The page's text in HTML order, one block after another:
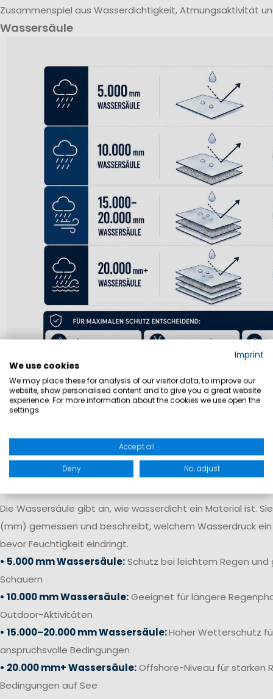
Zusammenspiel aus Wasserdichtigkeit, Atmungsaktivität
Wassersäule
Die Wassersäule gibt an, wie wasserdicht ein Material ist.
(mm) gemessen und beschreibt, welchem Wasserdruck
bevor Feuchtigkeit eindringt.
• 5.000 mm Wassersäule:Schutz bei leichtem Regen
Schauern
• 10.000 mm Wassersäule:Geeignet für längere
Outdoor-Aktivitäten
• 15.000–20.000 mm Wassersäule:Hoher Wetterschutz
anspruchsvolle Bedingungen
• 20.000 mm+ Wassersäule:Offshore-Niveau für starken
Bedingungen auf See
Imprint
We use cookies
We may place these for analysis of our visitor data, to improve our
website, show personalised content and to give you a great website
experience. For more information about the cookies we use open the
settings.
Accept all
Deny No, adjust